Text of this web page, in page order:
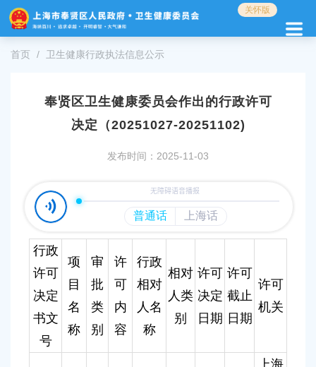
障
碍
关怀版
首页 卫生健康行政执法信息公示
奉贤区卫生健康委员会作出的行政许可
决定（20251027-20251102)
发布时间：2025-11-03
行政
许可
决定
书文
号
项
目
名
称
审
批
类
别
许
可
内
容
行政
相对
人名
称
相对
人类
别
许可
决定
日期
许可
截止
日期
许可
机关
上海